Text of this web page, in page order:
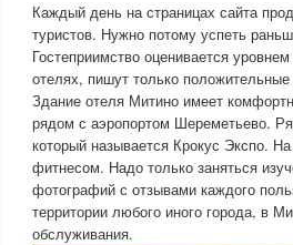
Каждый день на страницах сайта
туристов. Нужно потому успеть
Гостеприимство оценивается
отелях, пишут только
Здание отеля Митино имеет
рядом с аэропортом Шереметьево.
который называется Крокус Экспо.
фитнесом. Надо только заняться
фотографий с отзывами каждого
территории любого иного города, в
обслуживания.